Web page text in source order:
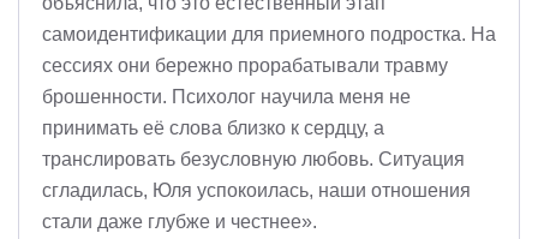
самоидентификации для приемного подростка. На
сессиях они бережно прорабатывали травму
брошенности. Психолог научила меня не
принимать её слова близко к сердцу, а
транслировать безусловную любовь. Ситуация
сгладилась, Юля успокоилась, наши отношения
стали даже глубже и честнее».